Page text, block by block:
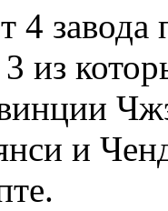
4 завода
из
и